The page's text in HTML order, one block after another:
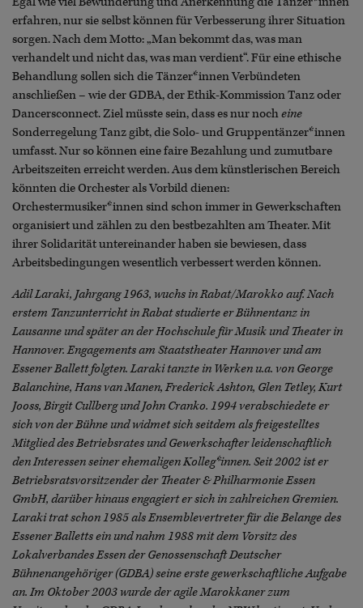
erfahren, nur sie selbst können für Verbesserung ihrer Situation
sorgen. Nach dem Motto: „Man bekommt das, was man
verhandelt und nicht das, was man verdient“. Für eine ethische
Behandlung sollen sich die Tänzer*innen Verbündeten
anschließen – wie der GDBA, der Ethik-Kommission Tanz oder
Dancersconnect. Ziel müsste sein, dass es nur nocheine
Sonderregelung Tanz gibt, die Solo- und Gruppentänzer*innen
umfasst. Nur so können eine faire Bezahlung und zumutbare
Arbeitszeiten erreicht werden. Aus dem künstlerischen Bereich
könnten die Orchester als Vorbild dienen:
Orchestermusiker*innen sind schon immer in Gewerkschaften
organisiert und zählen zu den bestbezahlten am Theater. Mit
ihrer Solidarität untereinander haben sie bewiesen, dass
Arbeitsbedingungen wesentlich verbessert werden können.
Adil Laraki, Jahrgang 1963, wuchs in Rabat/Marokko auf. Nach
erstem Tanzunterricht in Rabat studierte er Bühnentanz in
Lausanne und später an der Hochschule für Musik und Theater in
Hannover. Engagements am Staatstheater Hannover und am
Essener Ballett folgten. Laraki tanzte in Werken u.a. von George
Balanchine, Hans van Manen, Frederick Ashton, Glen Tetley, Kurt
Jooss, Birgit Cullberg und John Cranko. 1994 verabschiedete er
sich von der Bühne und widmet sich seitdem als freigestelltes
Mitglied des Betriebsrates und Gewerkschafter leidenschaftlich
den Interessen seiner ehemaligen Kolleg*innen. Seit 2002 ist er
Betriebsratsvorsitzender der Theater & Philharmonie Essen
GmbH, darüber hinaus engagiert er sich in zahlreichen Gremien.
Laraki trat schon 1985 als Ensemblevertreter für die Belange des
Essener Balletts ein und nahm 1988 mit dem Vorsitz des
Lokalverbandes Essen der Genossenschaft Deutscher
Bühnenangehöriger (GDBA) seine erste gewerkschaftliche Aufgabe
an. Im Oktober 2003 wurde der agile Marokkaner zum